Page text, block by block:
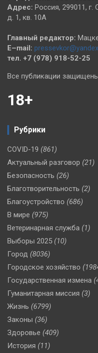
Адрес: Россия, 299011, г.
д. 1, кв. 10А
Главный редактор:
E–mail:
тел. +7 (978) 918-52-25
Все публикации
18+
Рубрики
COVID-19 (861)
Актуальный разговор (21)
Безопасность (26)
Благотворительность (2)
Благоустройство (686)
В мире (975)
Ветеринарная служба (1)
Выборы 2025 (10)
Город (8036)
Городское хозяйство
Государственная измена
Гуманитарная миссия (3)
Жизнь (6799)
Законы (36)
Здоровье (409)
История (11)